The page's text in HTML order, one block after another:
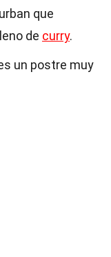
que
de curry.
un postre muy